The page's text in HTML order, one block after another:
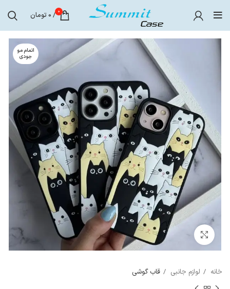
0
/
0 تومان
اتمام مو
جودی
برای بزرگنمایی کلیک کنید
خانه لوازم جانبی قاب گوشی